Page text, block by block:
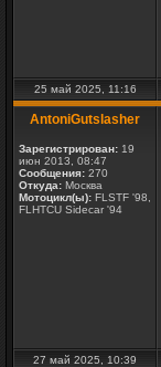
25 май 2025, 11:16
AntoniGutslasher
Зарегистрирован: 19
июн 2013, 08:47
Сообщения: 270
Откуда: Москва
Мотоцикл(ы): FLSTF '98,
FLHTCU Sidecar '94
27 май 2025, 10:39